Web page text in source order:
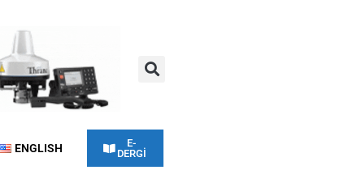
ENGLISH
E-
DERGİ